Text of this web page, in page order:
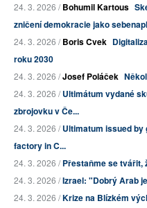
24. 3. 2026 /Bohumil Kartous
zničení demokracie jako
24. 3. 2026 /Boris Cvek
roku 2030
24. 3. 2026 /Josef Poláček
24. 3. 2026 /Ultimátum vydané
zbrojovku v Če...
24. 3. 2026 /Ultimatum issued
factory in C...
24. 3. 2026 /Přestaňme se tvářit,
24. 3. 2026 /Izrael: "Dobrý Arab
24. 3. 2026 /Krize na Blízkém